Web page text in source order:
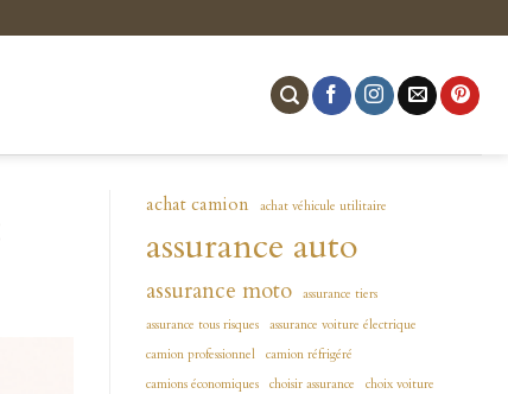
achat camion achat véhicule utilitaire
assurance auto
assurance moto assurance tiers
assurance tous risques assurance voiture électrique
camion professionnel camion réfrigéré
camions économiques choisir assurance choix voiture